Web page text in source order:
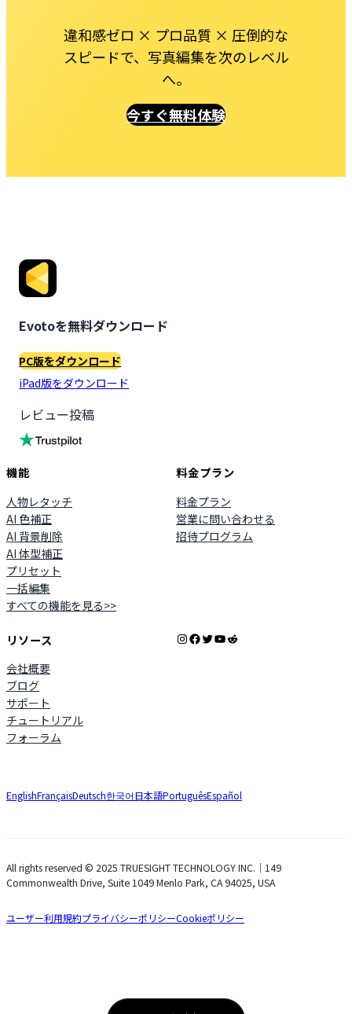
違和感ゼロ × プロ品質 × 圧倒的な
スピードで、写真編集を次のレベル
へ。
今すぐ無料体験
Evotoを無料ダウンロード
PC版をダウンロード
iPad版をダウンロード
レビュー投稿
機能
人物レタッチ
AI 色補正
AI 背景削除
AI 体型補正
プリセット
一括編集
すべての機能を見る>>
料金プラン
料金プラン
営業に問い合わせる
招待プログラム
リソース
会社概要
ブログ
サポート
チュートリアル
フォーラム
Instagram
Facebook
X YouTube
Reddit
EnglishFrançaisDeutsch한국어日本語PortuguêsEspañol
All rights reserved © 2025 TRUESIGHT TECHNOLOGY INC.｜149
Commonwealth Drive, Suite 1049 Menlo Park, CA 94025, USA
ユーザー利用規約プライバシーポリシーCookieポリシー